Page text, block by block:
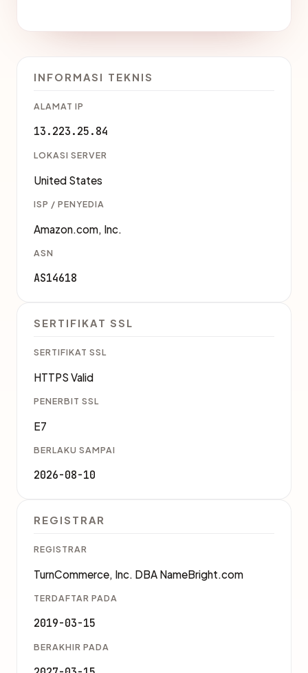
INFORMASI TEKNIS
ALAMAT IP
13.223.25.84
LOKASI SERVER
United States
ISP / PENYEDIA
Amazon.com, Inc.
ASN
AS14618
SERTIFIKAT SSL
SERTIFIKAT SSL
HTTPS Valid
PENERBIT SSL
E7
BERLAKU SAMPAI
2026-08-10
REGISTRAR
REGISTRAR
TurnCommerce, Inc. DBA NameBright.com
TERDAFTAR PADA
2019-03-15
BERAKHIR PADA